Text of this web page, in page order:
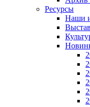
Ресурсы
Наши